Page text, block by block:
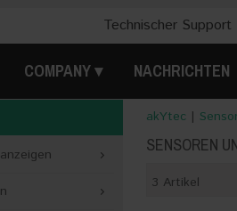
Technischer Support
COMPANY NACHRICHTEN
akYtec |
SENSOREN
3 Artikel